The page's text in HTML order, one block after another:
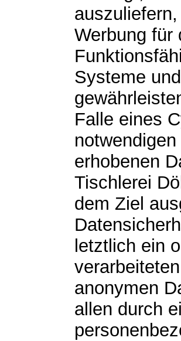
Werbung für
Systeme
Falle eines
erhobenen
Tischlerei
dem Ziel
letztlich ein
anonymen
allen durch